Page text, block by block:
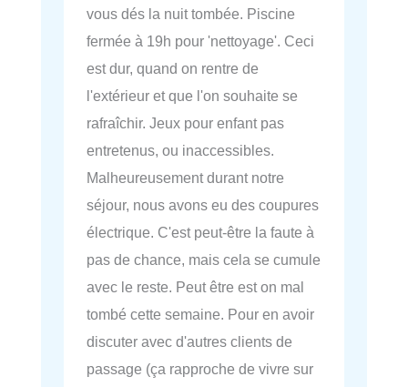
vous dés la nuit tombée. Piscine
fermée à 19h pour 'nettoyage'. Ceci
est dur, quand on rentre de
l'extérieur et que l'on souhaite se
rafraîchir. Jeux pour enfant pas
entretenus, ou inaccessibles.
Malheureusement durant notre
séjour, nous avons eu des coupures
électrique. C'est peut-être la faute à
pas de chance, mais cela se cumule
avec le reste. Peut être est on mal
tombé cette semaine. Pour en avoir
discuter avec d'autres clients de
passage (ça rapproche de vivre sur